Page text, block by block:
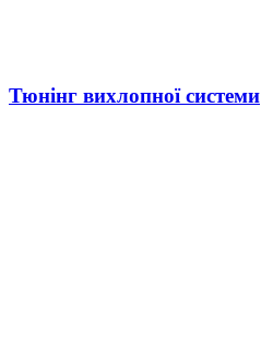
Тюнінг вихлопної системи